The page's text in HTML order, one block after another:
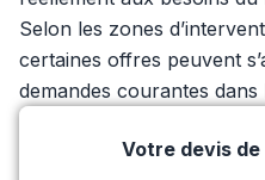
Selon les zones
certaines offres peuvent
demandes courantes dans
Votre devis